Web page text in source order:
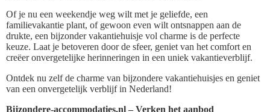
Of je nu een weekendje weg wilt met je geliefde, een
familievakantie plant, of gewoon even wilt ontsnappen aan de
drukte, een bijzonder vakantiehuisje vol charme is de perfecte
keuze. Laat je betoveren door de sfeer, geniet van het comfort en
creëer onvergetelijke herinneringen in een uniek vakantieverblijf.
Ontdek nu zelf de charme van bijzondere vakantiehuisjes en geniet
van een onvergetelijk verblijf in Nederland!
Bijzondere-accommodaties.nl – Verken het aanbod